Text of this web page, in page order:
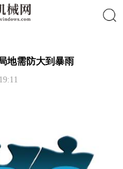
地需防大到暴雨